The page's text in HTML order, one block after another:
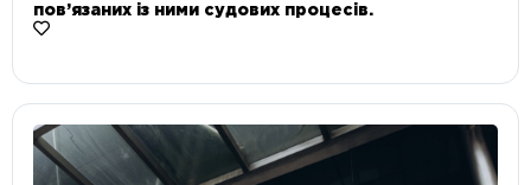
пов’язаних із ними судових процесів.